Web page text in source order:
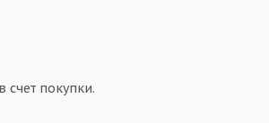
покупки.